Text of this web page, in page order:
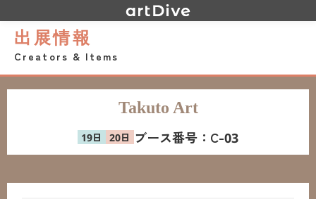
出展情報
Creators & Items
Takuto Art
ブース番号： C-03